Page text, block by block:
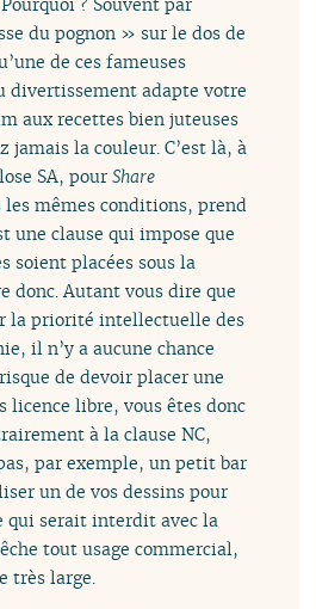
du pognon » sur le dos de
de ces fameuses
divertissement adapte votre
aux recettes bien juteuses
jamais la couleur. C’est là, à
SA, pourShare
les mêmes conditions, prend
une clause qui impose que
soient placées sous la
donc. Autant vous dire que
la priorité intellectuelle des
il n’y a aucune chance
de devoir placer une
licence libre, vous êtes donc
à la clause NC,
par exemple, un petit bar
un de vos dessins pour
qui serait interdit avec la
tout usage commercial,
très large.